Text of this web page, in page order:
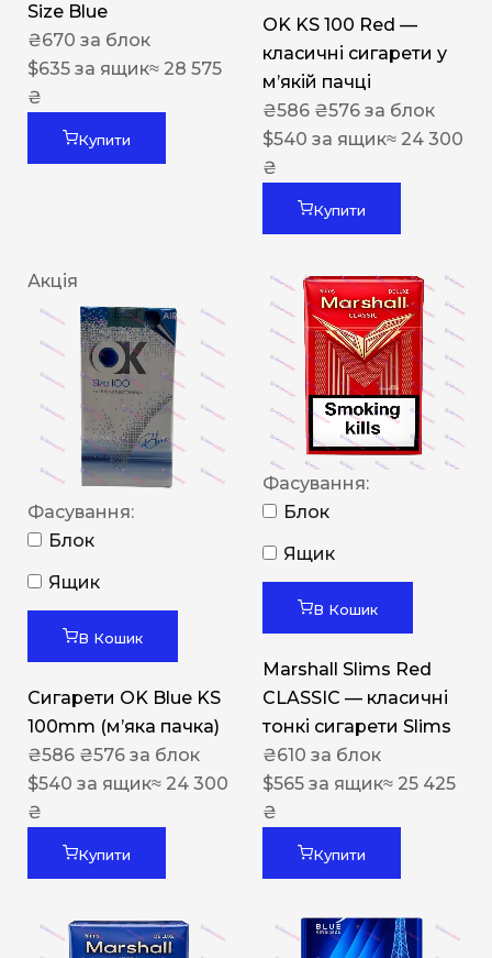
Size Blue
₴670 за блок
$635 за ящик≈ 28 575
₴
Купити
OK KS 100 Red —
класичні сигарети у
м’якій пачці
₴586 ₴576 за блок
$540 за ящик≈ 24 300
₴
Купити
Акція
Фасування:
Блок
Ящик
В Кошик
Сигарети OK Blue KS
100mm (м’яка пачка)
₴586 ₴576 за блок
$540 за ящик≈ 24 300
₴
Купити
Фасування:
Блок
Ящик
В Кошик
Marshall Slims Red
CLASSIC — класичні
тонкі сигарети Slims
₴610 за блок
$565 за ящик≈ 25 425
₴
Купити